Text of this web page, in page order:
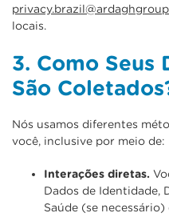
locais.
3. Como Seus
São
Nós usamos diferentes
você, inclusive por meio de:
Interações diretas.
Dados de Identidade,
Saúde (se